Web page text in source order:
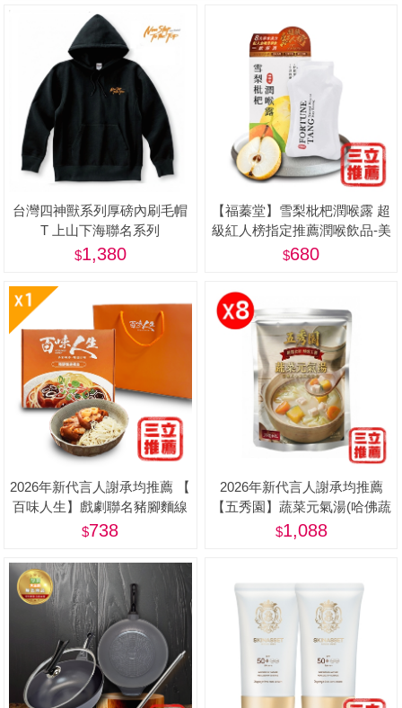
台灣四神獸系列厚磅內刷毛帽
T 上山下海聯名系列
1,380
【福蓁堂】雪梨枇杷潤喉露 超
級紅人榜指定推薦潤喉飲品-美
680
2026年新代言人謝承均推薦 【
百味人生】戲劇聯名豬腳麵線
限量禮盒(滷豬腳500g+麵線
食品追溯追蹤系統制度（一
Q） <阿姐萬歲節目推薦>
738
2026年新代言人謝承均推薦
【五秀園】蔬菜元氣湯(哈佛蔬
菜湯) 8包特惠組(500g/包)-美
1,088